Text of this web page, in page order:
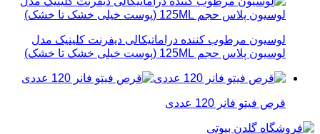
لوسیون مرطوب کننده دراماتیکالی دیفرنت کلینیک مدل
لوسیون پلاس حجم 125ML (پوست خیلی خشک تا خشک)
قرص فیتو فانر 120 عددی